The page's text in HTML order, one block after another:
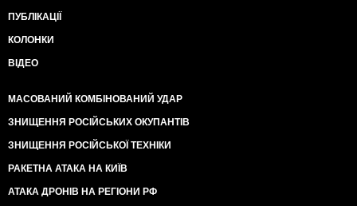
ПУБЛІКАЦІЇ
КОЛОНКИ
ВІДЕО
МАСОВАНИЙ КОМБІНОВАНИЙ УДАР
ЗНИЩЕННЯ РОСІЙСЬКИХ ОКУПАНТІВ
ЗНИЩЕННЯ РОСІЙСЬКОЇ ТЕХНІКИ
РАКЕТНА АТАКА НА КИЇВ
АТАКА ДРОНІВ НА РЕГІОНИ РФ